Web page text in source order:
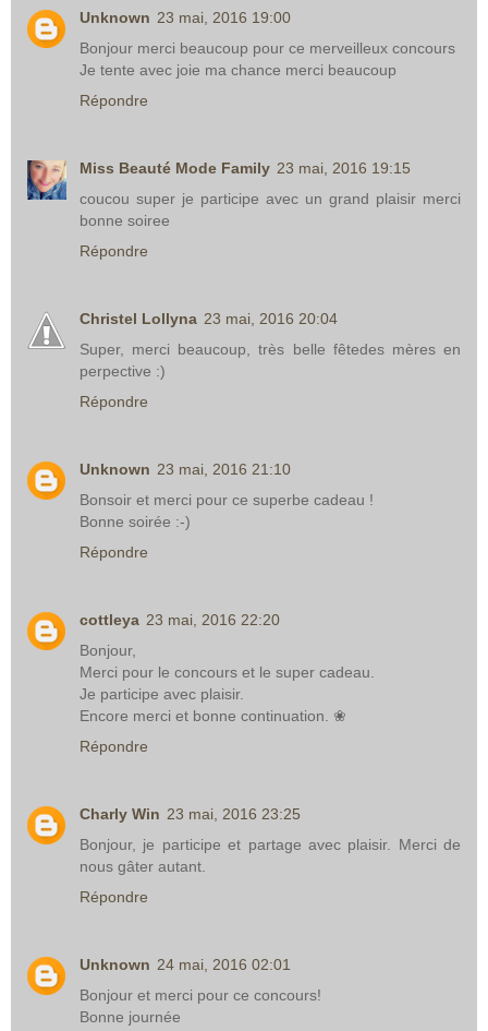
Unknown 23 mai, 2016 19:00
Bonjour merci beaucoup pour ce merveilleux concours
Je tente avec joie ma chance merci beaucoup
Répondre
Miss Beauté Mode Family 23 mai, 2016 19:15
coucou super je participe avec un grand plaisir merci
bonne soiree
Répondre
Christel Lollyna 23 mai, 2016 20:04
Super, merci beaucoup, très belle fêtedes mères en
perpective :)
Répondre
Unknown 23 mai, 2016 21:10
Bonsoir et merci pour ce superbe cadeau !
Bonne soirée :-)
Répondre
cottleya 23 mai, 2016 22:20
Bonjour,
Merci pour le concours et le super cadeau.
Je participe avec plaisir.
Encore merci et bonne continuation. ❀
Répondre
Charly Win 23 mai, 2016 23:25
Bonjour, je participe et partage avec plaisir. Merci de
nous gâter autant.
Répondre
Unknown 24 mai, 2016 02:01
Bonjour et merci pour ce concours!
Bonne journée